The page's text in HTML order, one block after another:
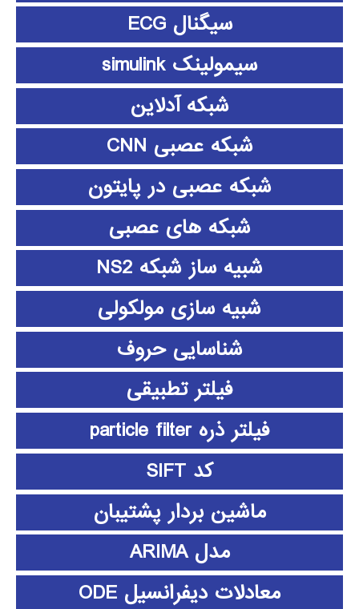
سیگنال ECG
سیمولینک simulink
شبکه آدلاین
شبکه عصبی CNN
شبکه عصبی در پایتون
شبکه های عصبی
شبیه ساز شبکه NS2
شبیه سازی مولکولی
شناسایی حروف
فیلتر تطبیقی
فیلتر ذره particle filter
کد SIFT
ماشین بردار پشتیبان
مدل ARIMA
معادلات دیفرانسیل ODE